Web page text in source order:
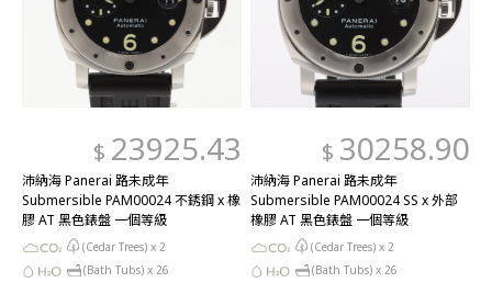
$ 23925.43
沛納海 Panerai 路未成年
Submersible PAM00024 不銹鋼 x 橡
膠 AT 黑色錶盤 一個等級
(Cedar Trees) x 2
(Bath Tubs) x 26
$ 30258.90
沛納海 Panerai 路未成年
Submersible PAM00024 SS x 外部
橡膠 AT 黑色錶盤 一個等級
(Cedar Trees) x 2
(Bath Tubs) x 26